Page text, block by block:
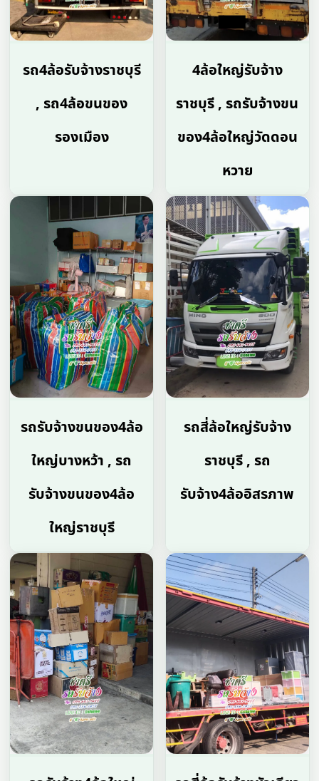
รถ4ล้อรับจ้างราชบุรี
, รถ4ล้อขนของ
รองเมือง
4ล้อใหญ่รับจ้าง
ราชบุรี , รถรับจ้างขน
ของ4ล้อใหญ่วัดดอน
หวาย
รถรับจ้างขนของ4ล้อ
ใหญ่บางหว้า , รถ
รับจ้างขนของ4ล้อ
ใหญ่ราชบุรี
รถสี่ล้อใหญ่รับจ้าง
ราชบุรี , รถ
รับจ้าง4ล้ออิสรภาพ